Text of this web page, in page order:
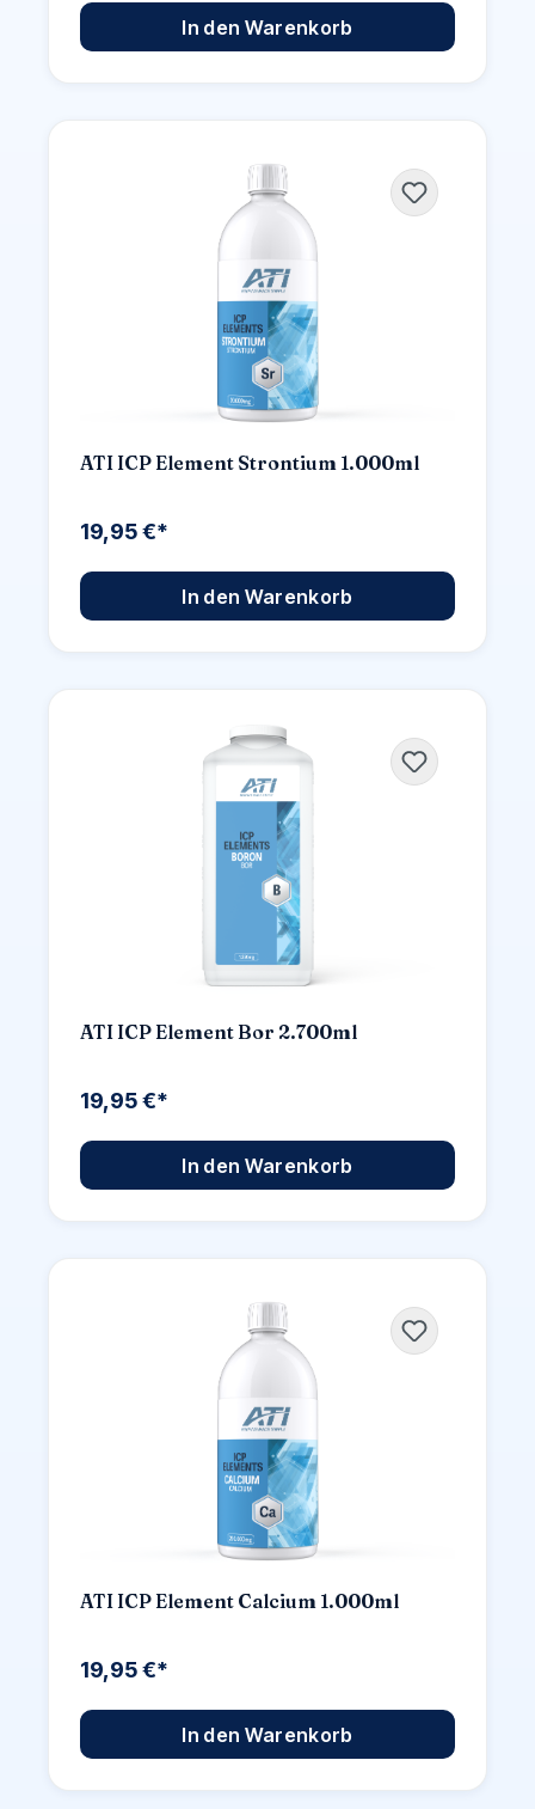
In den Warenkorb
ATI ICP Element Strontium 1.000ml
19,95 €*
In den Warenkorb
ATI ICP Element Bor 2.700ml
19,95 €*
In den Warenkorb
ATI ICP Element Calcium 1.000ml
19,95 €*
In den Warenkorb